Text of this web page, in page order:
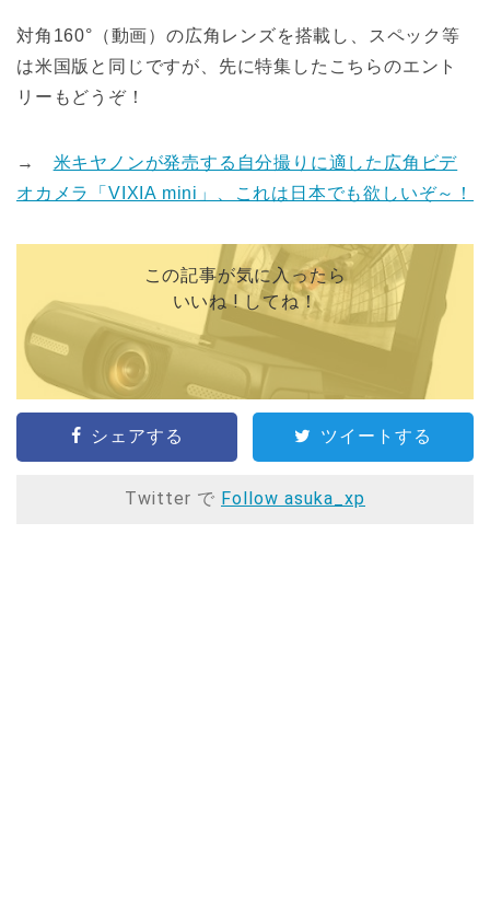
対角160°（動画）の広角レンズを搭載し、スペック等
は米国版と同じですが、先に特集したこちらのエント
リーもどうぞ！
→ 米キヤノンが発売する自分撮りに適した広角ビデ
オカメラ「VIXIA mini」、これは日本でも欲しいぞ～！
この記事が気に入ったら
いいね ! してね！
シェアする ツイートする
Twitter で Follow asuka_xp